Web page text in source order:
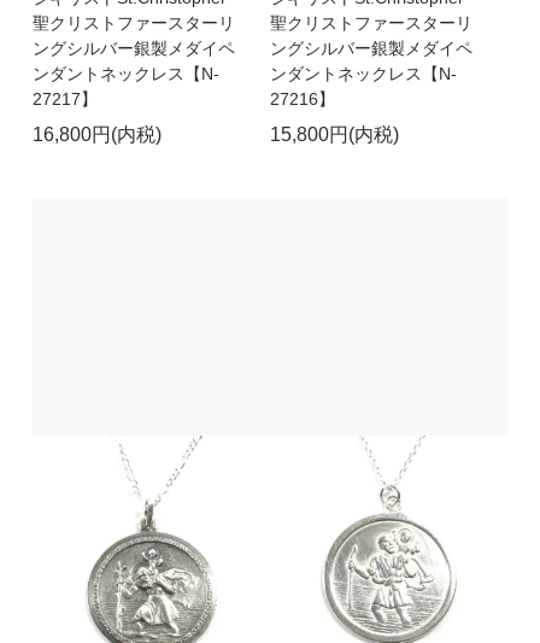
聖クリストファースターリ
ングシルバー銀製メダイペ
ンダントネックレス【N-
27217】
16,800円(内税)
聖クリストファースターリ
ングシルバー銀製メダイペ
ンダントネックレス【N-
27216】
15,800円(内税)